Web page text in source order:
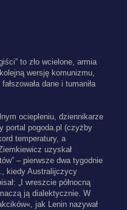
to zło wcielone, armia
wersję komunizmu,
dane i tumaniła
ociepleniu, dziennikarze
portal pogoda.pl (czyżby
temperatury, a
uzyskał
– pierwsze dwa tygodnie
kiedy Australijczycy
„I wreszcie północną
ją dialektycznie. W
jak Lenin nazywał